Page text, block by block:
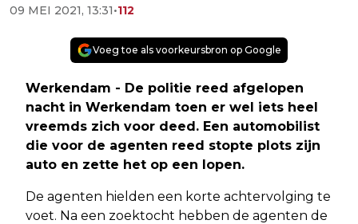
09 MEI 2021, 13:31•112
Voeg toe als voorkeursbron op Google
Werkendam - De politie reed afgelopen
nacht in Werkendam toen er wel iets heel
vreemds zich voor deed. Een automobilist
die voor de agenten reed stopte plots zijn
auto en zette het op een lopen.
De agenten hielden een korte achtervolging te
voet. Na een zoektocht hebben de agenten de